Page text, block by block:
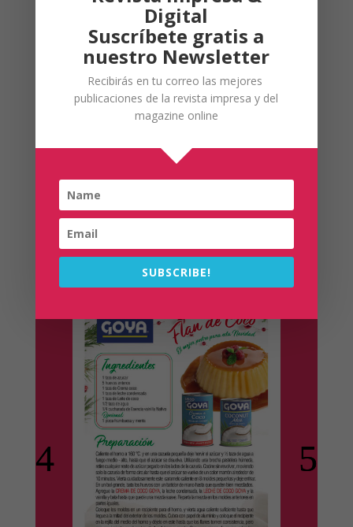
Próxima edición Diciembre 2024
Ir
OFERTA
Publicidad
Digital
Suscríbete gratis a
nuestro Newsletter
Recibirás en tu correo las mejores
publicaciones de la revista impresa y del
magazine online
SUBSCRIBE!